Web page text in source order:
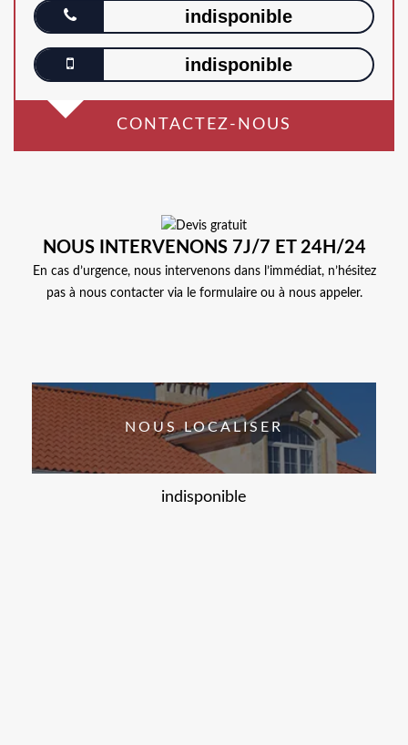
indisponible
indisponible
CONTACTEZ-NOUS
NOUS INTERVENONS 7J/7 ET 24H/24
En cas d’urgence, nous intervenons dans l’immédiat, n’hésitez
pas à nous contacter via le formulaire ou à nous appeler.
NOUS LOCALISER
indisponible